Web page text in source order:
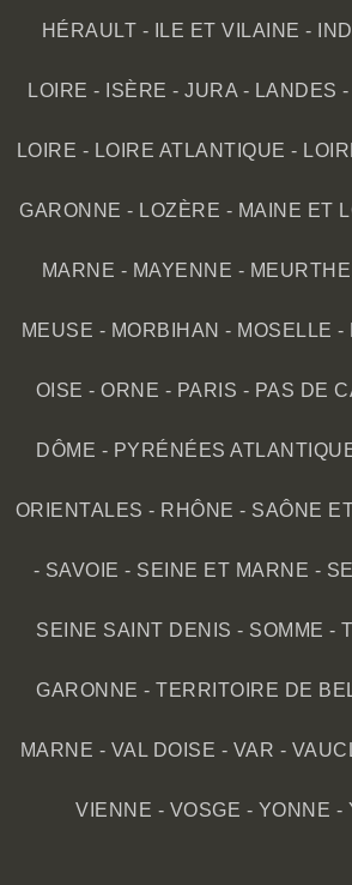
HÉRAULT - ILE ET VILAINE -
LOIRE - ISÈRE - JURA - LANDES -
LOIRE - LOIRE ATLANTIQUE -
GARONNE - LOZÈRE - MAINE ET
MARNE - MAYENNE -
MEUSE - MORBIHAN - MOSELLE -
OISE - ORNE - PARIS - PAS DE
DÔME - PYRÉNÉES
ORIENTALES - RHÔNE - SAÔNE
- SAVOIE - SEINE ET MARNE -
SEINE SAINT DENIS - SOMME -
GARONNE - TERRITOIRE DE
MARNE - VAL DOISE - VAR -
VIENNE - VOSGE - YONNE -